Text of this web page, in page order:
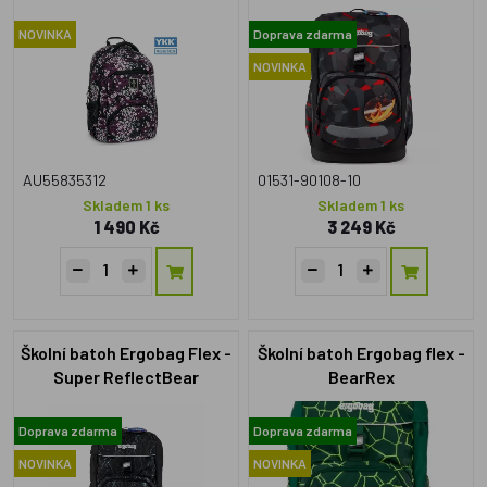
Na školní tašky pro prvňáčky se specializujeme,přijďte si k
nám vybrat
. Skladové zásoby máme velké a umíme vám
NOVINKA
AU55835312
Skladem 1 ks
1 490 Kč
Doprava zdarma
NOVINKA
01531-90108-10
Skladem 1 ks
3 249 Kč
Školní batoh Ergobag Flex -
Super ReflectBear
Doprava zdarma
NOVINKA
Školní batoh Ergobag flex -
BearRex
Doprava zdarma
NOVINKA